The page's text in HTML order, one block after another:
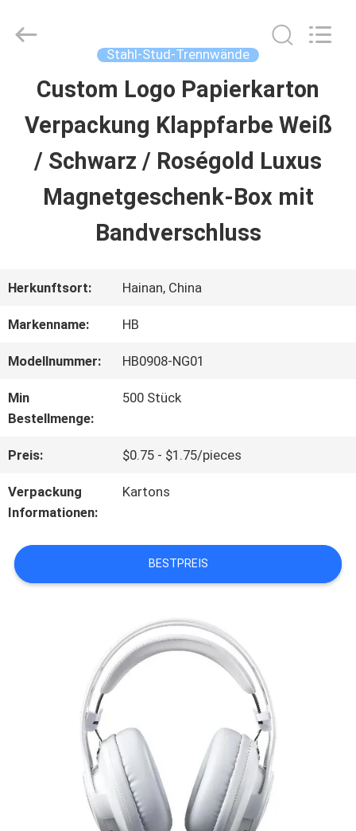
HAUSE
PRODUKTE
ÜBER
WERKSBESICHTIGUNG
QUALITÄTSKONTROLLE
NEUIGKEITEN
Ltd..
Developed
Stahl-Stud-Trennwände
Custom Logo Papierkarton
Verpackung Klappfarbe Weiß
/ Schwarz / Roségold Luxus
Magnetgeschenk-Box mit
Bandverschluss
Herkunftsort: Hainan, China
Markenname: HB
Modellnummer: HB0908-NG01
Min
Bestellmenge:
500 Stück
Preis: $0.75 - $1.75/pieces
Verpackung
Informationen:
Kartons
BESTPREIS